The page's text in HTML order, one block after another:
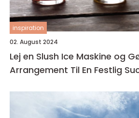
inspiration
02. August 2024
Lej en Slush Ice Maskine og
Arrangement Til En Festlig